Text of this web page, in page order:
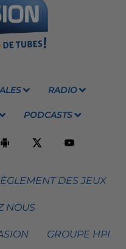
RADIO
PODCASTS
DES JEUX
NOUS
GROUPE HPI